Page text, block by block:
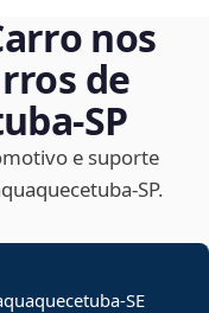
nos
de
e suporte
-SE